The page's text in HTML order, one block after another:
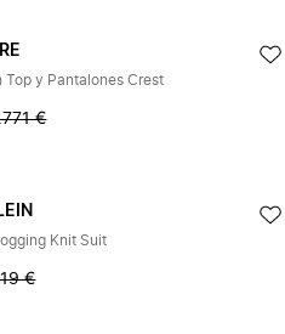
Top y Pantalones Crest
€
Knit Suit
€